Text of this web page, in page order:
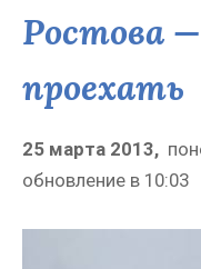
Ростова
проехать
25 марта 2013,
обновление в 10:03